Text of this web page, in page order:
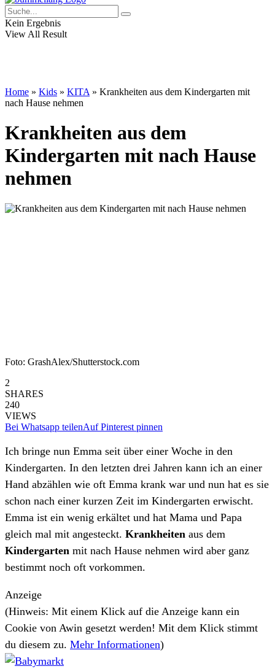
Kein Ergebnis
View All Result
Home » Kids » KITA » Krankheiten aus dem Kindergarten mit
nach Hause nehmen
Krankheiten aus dem
Kindergarten mit nach Hause
nehmen
Foto: GrashAlex/Shutterstock.com
2
SHARES
240
VIEWS
Bei Whatsapp teilenAuf Pinterest pinnen
Ich bringe nun Emma seit über einer Woche in den
Kindergarten. In den letzten drei Jahren kann ich an einer
Hand abzählen wie oft Emma krank war und nun hat es sie
schon nach einer kurzen Zeit im Kindergarten erwischt.
Emma ist ein wenig erkältet und hat Mama und Papa
gleich mal mit angesteckt. Krankheiten aus dem
Kindergarten mit nach Hause nehmen wird aber ganz
bestimmt noch oft vorkommen.
Anzeige
(Hinweis: Mit einem Klick auf die Anzeige kann ein
Cookie von Awin gesetzt werden! Mit dem Klick stimmt
du diesem zu. Mehr Informationen)